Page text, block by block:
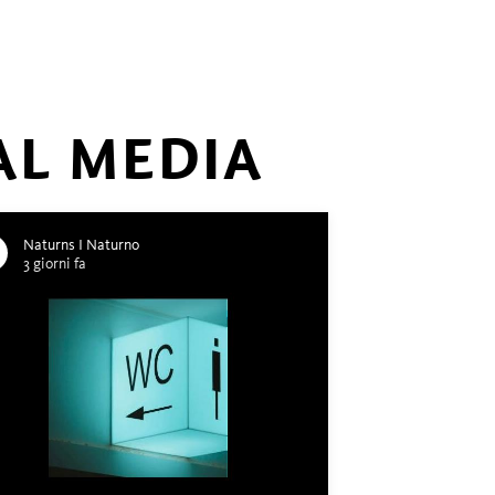
MEDIA
Naturns I Naturno
3 giorni fa